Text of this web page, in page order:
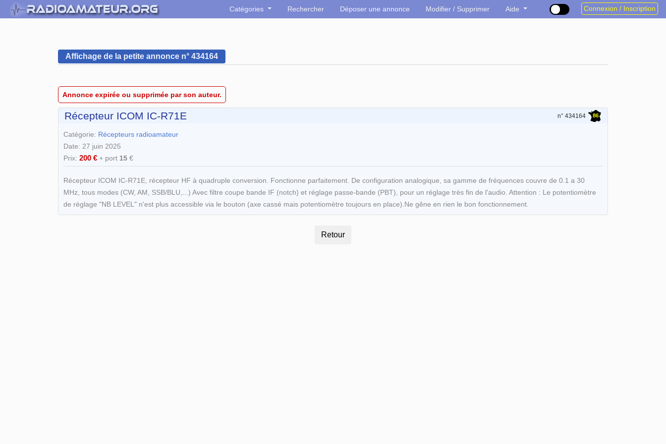
Catégories Rechercher Déposer une annonce Modifier / Supprimer Aide Connexion / Inscription
Affichage de la petite annonce n° 434164
Annonce expirée ou supprimée par son auteur.
Récepteur ICOM IC-R71E n° 434164 86
Catégorie: Récepteurs radioamateur
Date: 27 juin 2025
Prix: 200 € + port 15€
Récepteur ICOM IC-R71E, récepteur HF à quadruple conversion. Fonctionne parfaitement. De configuration analogique, sa gamme de fréquences couvre de 0.1 a 30
MHz, tous modes (CW, AM, SSB/BLU,...) Avec filtre coupe bande IF (notch) et réglage passe-bande (PBT), pour un réglage très fin de l'audio. Attention : Le potentiomètre
de réglage "NB LEVEL" n'est plus accessible via le bouton (axe cassé mais potentiomètre toujours en place).Ne gêne en rien le bon fonctionnement.